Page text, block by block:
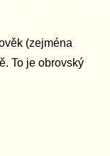
(zejména
To je obrovský